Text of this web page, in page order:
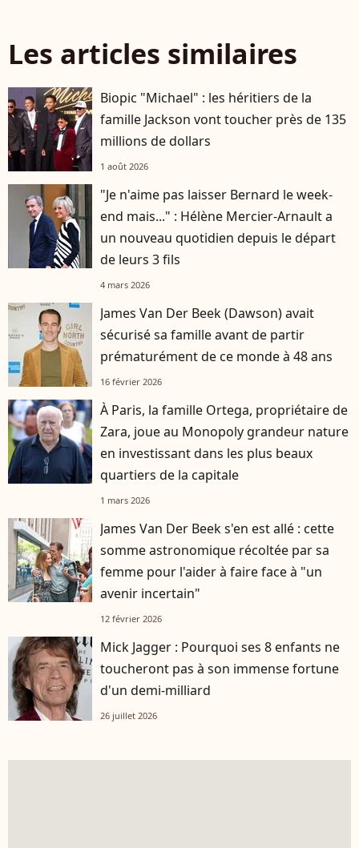
Les articles similaires
Biopic "Michael" : les héritiers de la
famille Jackson vont toucher près de 135
millions de dollars
1 août 2026
"Je n'aime pas laisser Bernard le week-
end mais..." : Hélène Mercier-Arnault a
un nouveau quotidien depuis le départ
de leurs 3 fils
4 mars 2026
James Van Der Beek (Dawson) avait
sécurisé sa famille avant de partir
prématurément de ce monde à 48 ans
16 février 2026
À Paris, la famille Ortega, propriétaire de
Zara, joue au Monopoly grandeur nature
en investissant dans les plus beaux
quartiers de la capitale
1 mars 2026
James Van Der Beek s'en est allé : cette
somme astronomique récoltée par sa
femme pour l'aider à faire face à "un
avenir incertain"
12 février 2026
Mick Jagger : Pourquoi ses 8 enfants ne
toucheront pas à son immense fortune
d'un demi-milliard
26 juillet 2026